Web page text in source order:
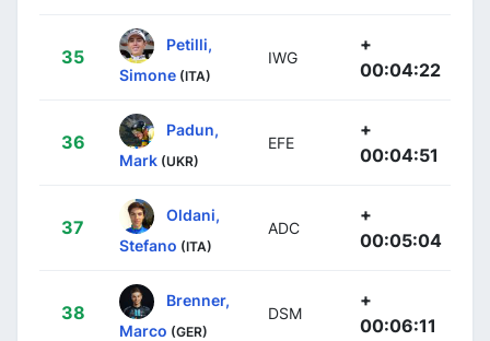
35
Petilli,
Simone (ITA)
IWG
+
00:04:22
36
Padun,
Mark (UKR)
EFE
+
00:04:51
37
Oldani,
Stefano (ITA)
ADC
+
00:05:04
38
Brenner,
Marco (GER)
DSM
+
00:06:11